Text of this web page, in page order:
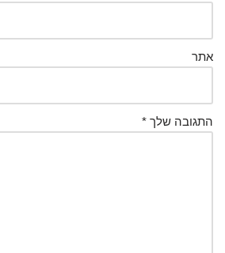
אתר
התגובה שלך *